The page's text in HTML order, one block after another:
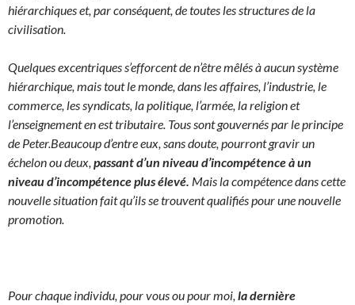
hiérarchiques et, par conséquent, de toutes les structures de la
civilisation.
Quelques excentriques s’efforcent de n’être mêlés à aucun système
hiérarchique, mais tout le monde, dans les affaires, l’industrie, le
commerce, les syndicats, la politique, l’armée, la religion et
l’enseignement en est tributaire. Tous sont gouvernés par le principe
de Peter.Beaucoup d’entre eux, sans doute, pourront gravir un
échelon ou deux, passant d’un niveau d’incompétence à un
niveau d’incompétence plus élevé. Mais la compétence dans cette
nouvelle situation fait qu’ils se trouvent qualifiés pour une nouvelle
promotion.
Pour chaque individu, pour vous ou pour moi, la dernière